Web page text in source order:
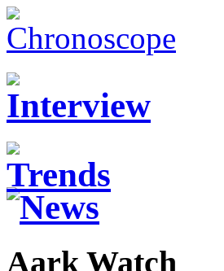
Aark Watch